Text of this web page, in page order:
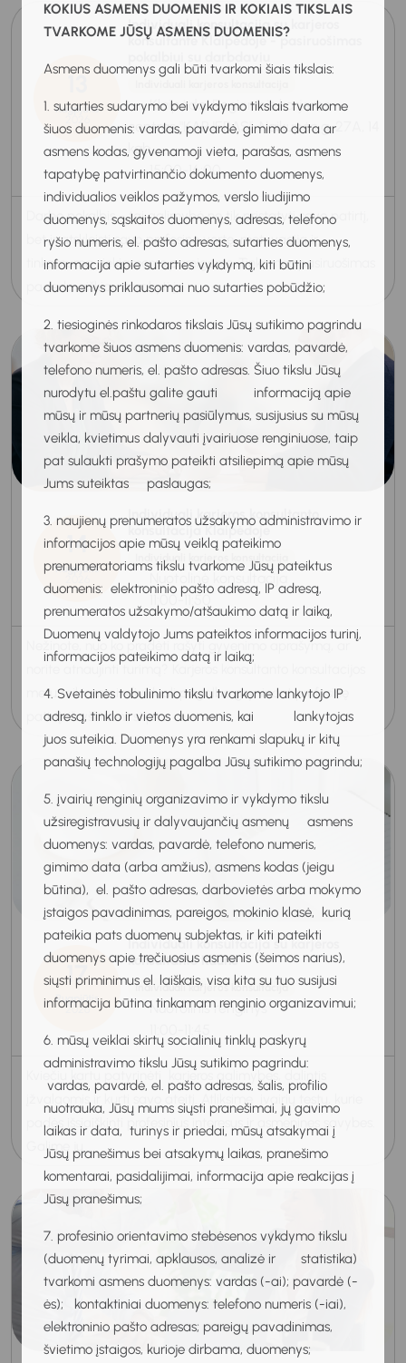
KOKIUS ASMENS DUOMENIS IR KOKIAIS TIKSLAIS
TVARKOME JŪSŲ ASMENS DUOMENIS?
Asmens duomenys gali būti tvarkomi šiais tikslais:
1. sutarties sudarymo bei vykdymo tikslais tvarkome
šiuos duomenis: vardas, pavardė, gimimo data ar
asmens kodas, gyvenamoji vieta, parašas, asmens
tapatybę patvirtinančio dokumento duomenys,
individualios veiklos pažymos, verslo liudijimo
duomenys, sąskaitos duomenys, adresas, telefono
ryšio numeris, el. pašto adresas, sutarties duomenys,
informacija apie sutarties vykdymą, kiti būtini
duomenys priklausomai nuo sutarties pobūdžio;
2. tiesioginės rinkodaros tikslais Jūsų sutikimo pagrindu
tvarkome šiuos asmens duomenis: vardas, pavardė,
telefono numeris, el. pašto adresas. Šiuo tikslu Jūsų
nurodytu el.paštu galite gauti informaciją apie
mūsų ir mūsų partnerių pasiūlymus, susijusius su mūsų
veikla, kvietimus dalyvauti įvairiuose renginiuose, taip
pat sulaukti prašymo pateikti atsiliepimą apie mūsų
Jums suteiktas paslaugas;
3. naujienų prenumeratos užsakymo administravimo ir
informacijos apie mūsų veiklą pateikimo
prenumeratoriams tikslu tvarkome Jūsų pateiktus
duomenis: elektroninio pašto adresą, IP adresą,
prenumeratos užsakymo/atšaukimo datą ir laiką,
Duomenų valdytojo Jums pateiktos informacijos turinį,
informacijos pateikimo datą ir laiką;
4. Svetainės tobulinimo tikslu tvarkome lankytojo IP
adresą, tinklo ir vietos duomenis, kai lankytojas
juos suteikia. Duomenys yra renkami slapukų ir kitų
panašių technologijų pagalba Jūsų sutikimo pagrindu;
5. įvairių renginių organizavimo ir vykdymo tikslu
užsiregistravusių ir dalyvaujančių asmenų asmens
duomenys: vardas, pavardė, telefono numeris,
gimimo data (arba amžius), asmens kodas (jeigu
būtina), el. pašto adresas, darbovietės arba mokymo
įstaigos pavadinimas, pareigos, mokinio klasė, kurią
pateikia pats duomenų subjektas, ir kiti pateikti
duomenys apie trečiuosius asmenis (šeimos narius),
siųsti priminimus el. laiškais, visa kita su tuo susijusi
informacija būtina tinkamam renginio organizavimui;
6. mūsų veiklai skirtų socialinių tinklų paskyrų
administravimo tikslu Jūsų sutikimo pagrindu:
vardas, pavardė, el. pašto adresas, šalis, profilio
nuotrauka, Jūsų mums siųsti pranešimai, jų gavimo
laikas ir data, turinys ir priedai, mūsų atsakymai į
Jūsų pranešimus bei atsakymų laikas, pranešimo
komentarai, pasidalijimai, informacija apie reakcijas į
Jūsų pranešimus;
7. profesinio orientavimo stebėsenos vykdymo tikslu
(duomenų tyrimai, apklausos, analizė ir statistika)
tvarkomi asmens duomenys: vardas (-ai); pavardė (-
ės); kontaktiniai duomenys: telefono numeris (-iai),
elektroninio pašto adresas; pareigų pavadinimas,
švietimo įstaigos, kurioje dirbama, duomenys;
13
Rugpjūtis
2026
Individuali konsultacija su karjeros
konsultante Klaipėdoje - pasiruošimas
Klaipėda, Regioninis karjeros
centras "KARJERAS", Naikupės g. 27A, 14
kab.
15:00-16:00
Darbo pokalbis - tai galimybė ne tik pristatyti savo patirtį,
bet ir atskleisti savo profesinę vertę, motyvaciją ir
tinkamumą siekiamoms pareigoms. Tinkamas pasiruošimas
padeda aiškiau atsakyti į...
14
Rugpjūtis
Individuali karjeros konsultanto
konsultacija Klaipėdoje
Individuali karjeros konsultacija
Nuotolinė konsultacija
11:00-11:50
Nežinote, nuo ko pradėti rašyti gyvenimo aprašymą, ar
norite atnaujinti turimą? Karjeros konsultanto konsultacijos
metu teikiama individuali pagalba gryninant profesinę
patirtį, išryškinant stipr...
17
Rugpjūtis
2026
Individuali konsultacija su karjeros
konsultante Kaune
Individuali karjeros konsultacija
Nuotolinis renginys
11:00-11:45
Kviečiu kartu patyrinėti karjeros galimybes, dalintis
įžvalgomis ir kurti savo ateitį. Atliksime įvairių testų, kurie
padės išsiaiškinti profesinius interesus ir asmenines savybes.
Galime ju...